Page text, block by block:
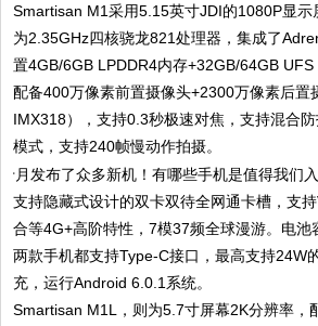
Smartisan M1采用5.15英寸JDI的1080P显示
为2.35GHz四核骁龙821处理器，集成了
置4GB/6GB LPDDR4内存+32GB/64GB UFS
配备400万像素前置摄像头+2300万像素后置
IMX318），支持0.3秒极速对焦，支持混合
模式，支持240帧慢动作拍摄。
支持隐藏式设计的双卡双待全网通卡槽，支
合等4G+高阶特性，7模37频全球漫游。电池
两款手机都支持Type-C接口，最高支持24W
充，运行Android 6.0.1系统。
Smartisan M1L，则为5.7寸屏幕2K分辨率，